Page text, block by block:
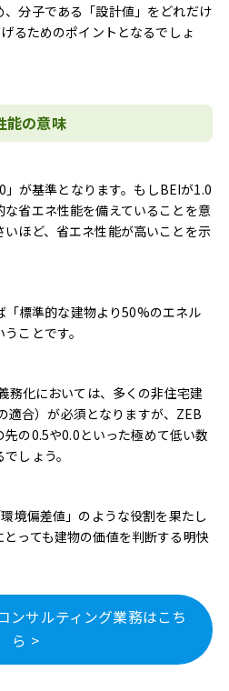
分子である「設計値」をどれだけ
るためのポイントとなるでしょ
能の意味
が基準となります。もしBEIが1.0
省エネ性能を備えていることを意
ほど、省エネ性能が高いことを示
「標準的な建物より50%のエネル
ことです。
務化においては、多くの非住宅建
適合）が必須となりますが、ZEB
の0.5や0.0といった極めて低い数
しょう。
境偏差値」のような役割を果たし
っても建物の価値を判断する明快
ンサルティング業務はこち
ら >